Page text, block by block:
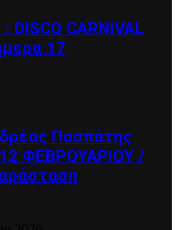
CARNIVAL
17
Πασπάτης
ΦΕΒΡΟΥΑΡΙΟΥ /